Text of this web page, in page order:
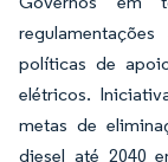
políticas de
elétricos.
metas de
diesel até 2040